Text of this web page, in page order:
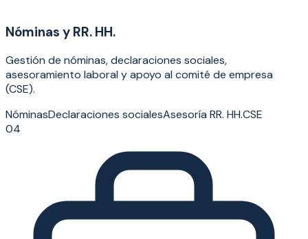
Nóminas y RR. HH.
Gestión de nóminas, declaraciones sociales,
asesoramiento laboral y apoyo al comité de empresa
(CSE).
NóminasDeclaraciones socialesAsesoría RR. HH.CSE
04